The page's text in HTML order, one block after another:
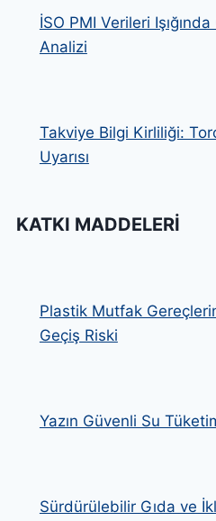
İSO PMI Verileri
Analizi
Takviye Bilgi Kirliliği:
Uyarısı
KATKI MADDELERI
Plastik Mutfak
Geçiş Riski
Yazın Güvenli Su
Sürdürülebilir Gıda ve